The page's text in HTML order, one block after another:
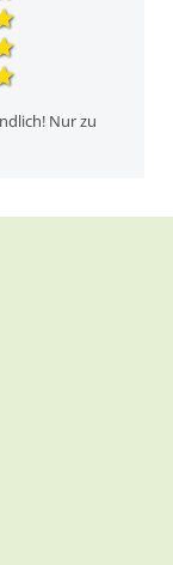
Nur zu